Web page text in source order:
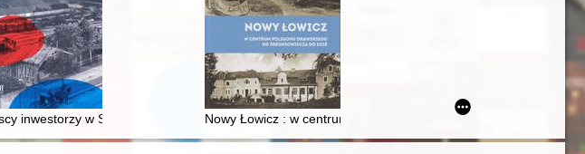
inwestorzy w Sopocie : prestiż finansowy i towarzyski lokalnego mieszczaństwa w 2. poł. XIX w
Nowy Łowicz : w centrum poligonu drawskiego od średniowiecza